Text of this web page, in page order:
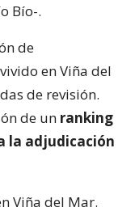
Bío-.
de
en Viña del
de revisión.
de un ranking
la adjudicación
Viña del Mar.